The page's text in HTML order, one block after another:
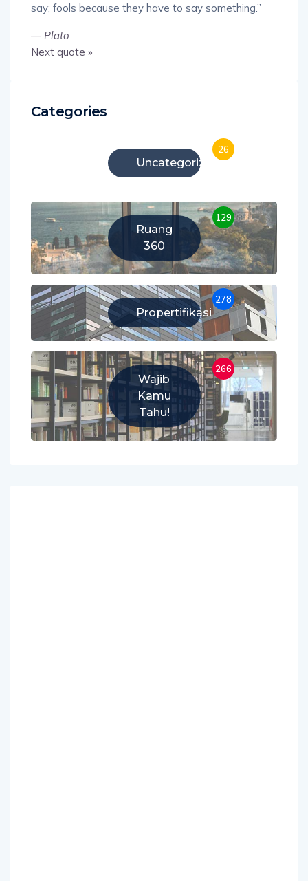
say; fools because they have to say something.”
— Plato
Next quote »
Categories
Uncategorized
26
Ruang
360
129
Propertifikasi
278
Wajib
Kamu
Tahu!
266